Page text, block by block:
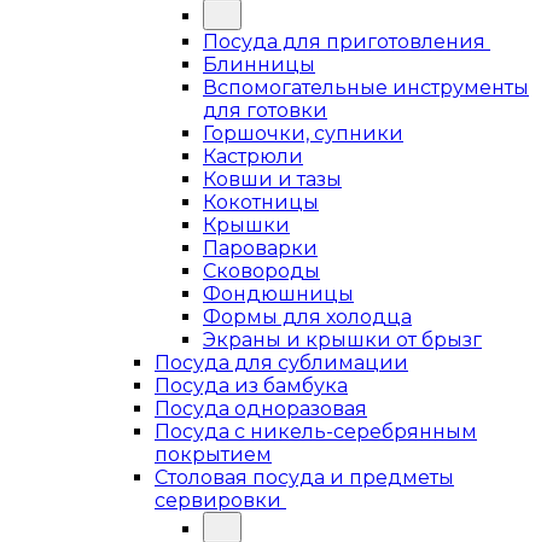
Посуда для приготовления
Блинницы
Вспомогательные инструменты
для готовки
Горшочки, супники
Кастрюли
Ковши и тазы
Кокотницы
Крышки
Пароварки
Сковороды
Фондюшницы
Формы для холодца
Экраны и крышки от брызг
Посуда для сублимации
Посуда из бамбука
Посуда одноразовая
Посуда с никель-серебрянным
покрытием
Столовая посуда и предметы
сервировки